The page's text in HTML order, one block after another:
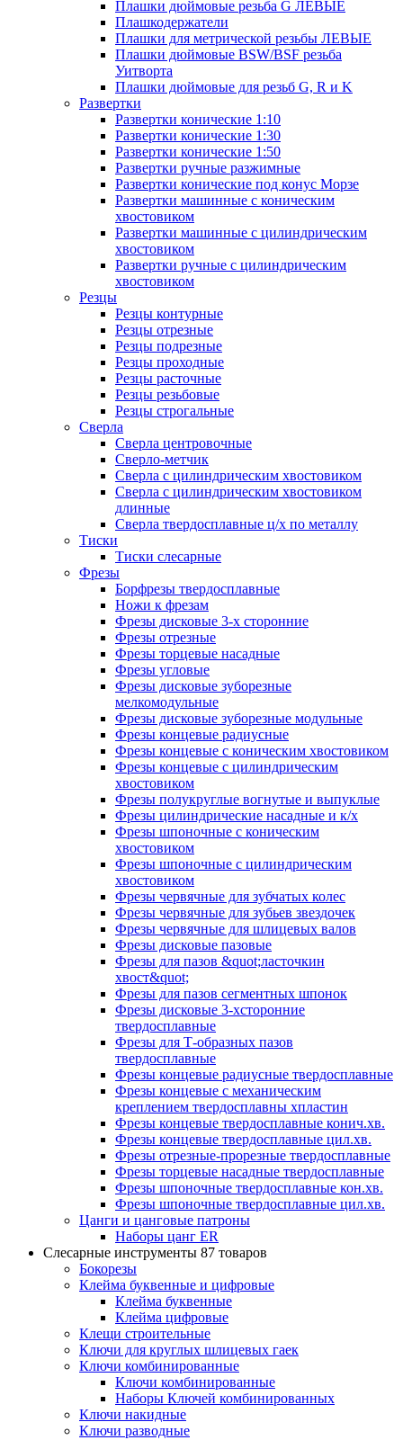
Плашки дюймовые резьба G ЛЕВЫЕ
Плашкодержатели
Плашки для метрической резьбы ЛЕВЫЕ
Плашки дюймовые BSW/BSF резьба
Уитворта
Плашки дюймовые для резьб G, R и K
Развертки
Развертки конические 1:10
Развертки конические 1:30
Развертки конические 1:50
Развертки ручные разжимные
Развертки конические под конус Морзе
Развертки машинные с коническим
хвостовиком
Развертки машинные с цилиндрическим
хвостовиком
Развертки ручные с цилиндрическим
хвостовиком
Резцы
Резцы контурные
Резцы отрезные
Резцы подрезные
Резцы проходные
Резцы расточные
Резцы резьбовые
Резцы строгальные
Сверла
Сверла центровочные
Сверло-метчик
Сверла с цилиндрическим хвостовиком
Сверла с цилиндрическим хвостовиком
длинные
Сверла твердосплавные ц/х по металлу
Тиски
Тиски слесарные
Фрезы
Борфрезы твердосплавные
Ножи к фрезам
Фрезы дисковые 3-х сторонние
Фрезы отрезные
Фрезы торцевые насадные
Фрезы угловые
Фрезы дисковые зуборезные
мелкомодульные
Фрезы дисковые зуборезные модульные
Фрезы концевые радиусные
Фрезы концевые с коническим хвостовиком
Фрезы концевые с цилиндрическим
хвостовиком
Фрезы полукруглые вогнутые и выпуклые
Фрезы цилиндрические насадные и к/х
Фрезы шпоночные с коническим
хвостовиком
Фрезы шпоночные с цилиндрическим
хвостовиком
Фрезы червячные для зубчатых колес
Фрезы червячные для зубьев звездочек
Фрезы червячные для шлицевых валов
Фрезы дисковые пазовые
Фрезы для пазов &quot;ласточкин
хвост&quot;
Фрезы для пазов сегментных шпонок
Фрезы дисковые 3-хсторонние
твердосплавные
Фрезы для Т-образных пазов
твердосплавные
Фрезы концевые радиусные твердосплавные
Фрезы концевые с механическим
креплением твердосплавны хпластин
Фрезы концевые твердосплавные конич.хв.
Фрезы концевые твердосплавные цил.хв.
Фрезы отрезные-прорезные твердосплавные
Фрезы торцевые насадные твердосплавные
Фрезы шпоночные твердосплавные кон.хв.
Фрезы шпоночные твердосплавные цил.хв.
Цанги и цанговые патроны
Наборы цанг ER
Слесарные инструменты 87 товаров
Бокорезы
Клейма буквенные и цифровые
Клейма буквенные
Клейма цифровые
Клещи строительные
Ключи для круглых шлицевых гаек
Ключи комбинированные
Ключи комбинированные
Наборы Ключей комбинированных
Ключи накидные
Ключи разводные